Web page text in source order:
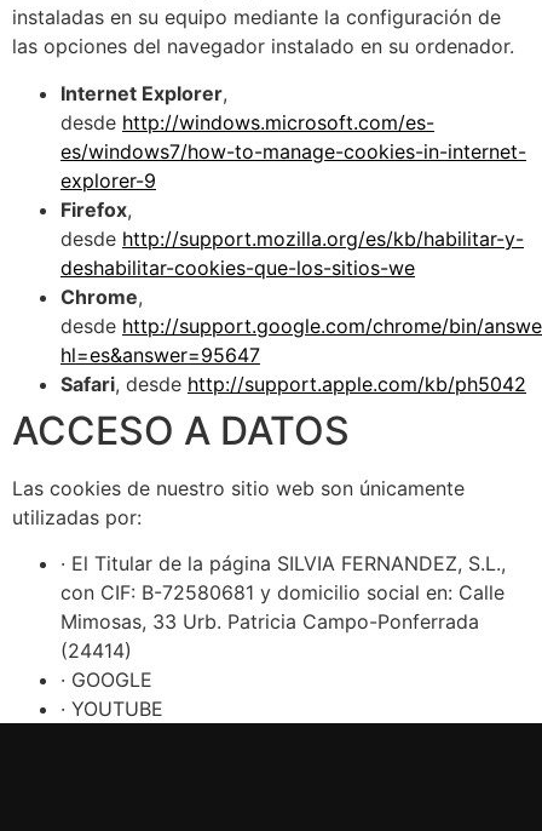
instaladas en su equipo mediante la configuración de
las opciones del navegador instalado en su ordenador.
Internet Explorer,
desde http://windows.microsoft.com/es-
es/windows7/how-to-manage-cookies-in-internet-
explorer-9
Firefox,
desde http://support.mozilla.org/es/kb/habilitar-y-
deshabilitar-cookies-que-los-sitios-we
Chrome,
desde http://support.google.com/chrome/bin/
hl=es&answer=95647
Safari, desde http://support.apple.com/kb/ph5042
ACCESO A DATOS
Las cookies de nuestro sitio web son únicamente
utilizadas por:
· El Titular de la página SILVIA FERNANDEZ, S.L.,
con CIF: B-72580681 y domicilio social en: Calle
Mimosas, 33 Urb. Patricia Campo-Ponferrada
(24414)
· GOOGLE
· YOUTUBE